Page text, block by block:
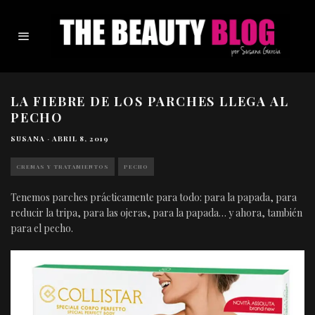
LA FIEBRE DE LOS PARCHES LLEGA AL
PECHO
SUSANA · ABRIL 8, 2019
CREMAS Y TRATAMIENTOS PECHO
Tenemos parches prácticamente para todo: para la papada, para
reducir la tripa, para las ojeras, para la papada… y ahora, también
para el pecho.